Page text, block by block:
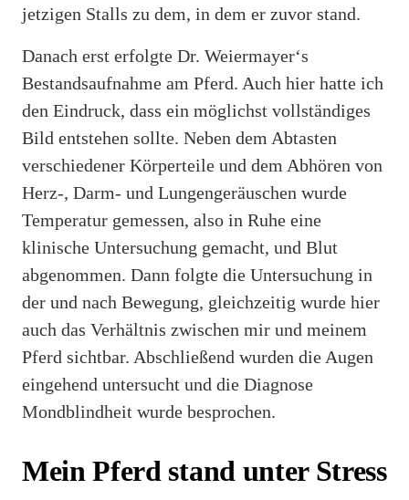
jetzigen Stalls zu dem, in dem er zuvor stand.
Danach erst erfolgte Dr. Weiermayer‘s
Bestandsaufnahme am Pferd. Auch hier hatte ich
den Eindruck, dass ein möglichst vollständiges
Bild entstehen sollte. Neben dem Abtasten
verschiedener Körperteile und dem Abhören von
Herz-, Darm- und Lungengeräuschen wurde
Temperatur gemessen, also in Ruhe eine
klinische Untersuchung gemacht, und Blut
abgenommen. Dann folgte die Untersuchung in
der und nach Bewegung, gleichzeitig wurde hier
auch das Verhältnis zwischen mir und meinem
Pferd sichtbar. Abschließend wurden die Augen
eingehend untersucht und die Diagnose
Mondblindheit wurde besprochen.
Mein Pferd stand unter Stress